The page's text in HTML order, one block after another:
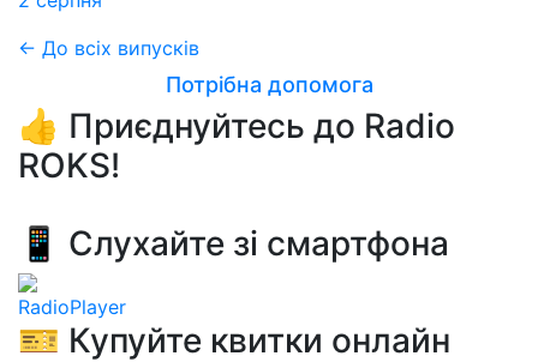
← До всіх випусків
Потрібна допомога
👍 Приєднуйтесь до Radio
ROKS!
📱 Слухайте зі смартфона
RadioPlayer
🎫 Купуйте квитки онлайн